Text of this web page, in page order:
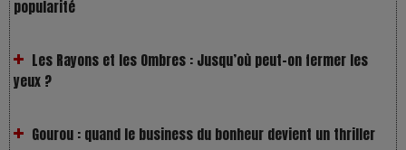
Les Rayons et les Ombres : Jusqu’où peut-on fermer les
Gourou : quand le business du bonheur devient un thriller
LOL 2.0 : aimer, grandir et se comprendre à l’ère des